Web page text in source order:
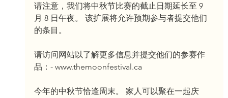
请注意，我们将中秋节比赛的截止日期延长至 9
月 8 日午夜。 该扩展将允许预期参与者提交他们
的条目。
请访问网站以了解更多信息并提交他们的参赛作
品：- www.themoonfestival.ca
今年的中秋节恰逢周末。 家人可以聚在一起庆